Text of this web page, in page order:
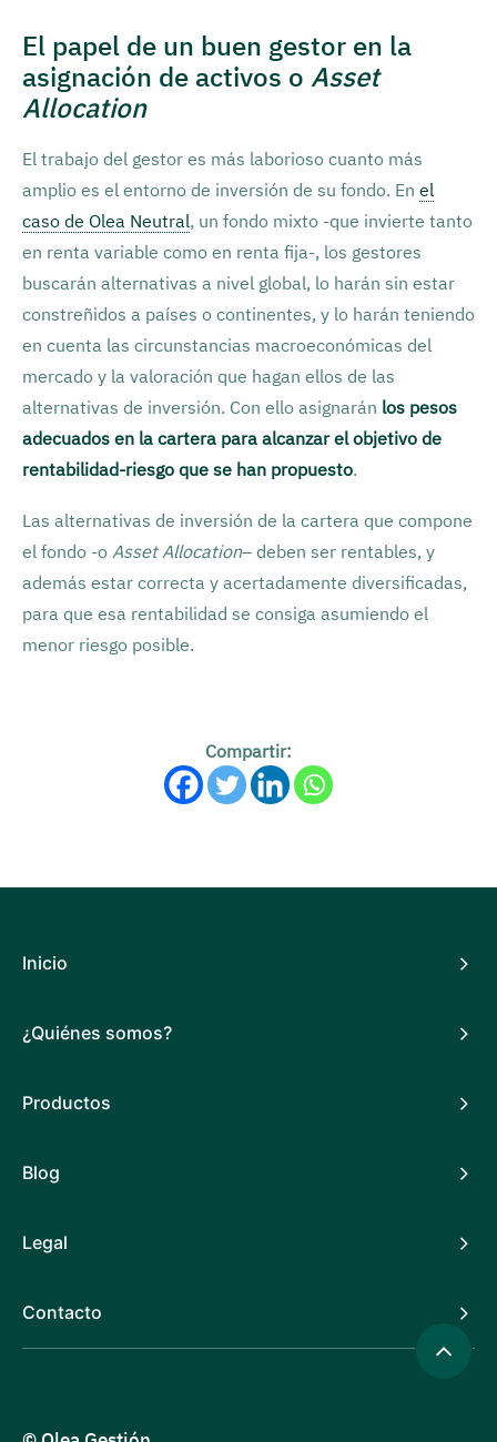
El papel de un buen gestor en la
asignación de activos o Asset
Allocation
El trabajo del gestor es más laborioso cuanto más
amplio es el entorno de inversión de su fondo. En el
caso de Olea Neutral, un fondo mixto -que invierte tanto
en renta variable como en renta fija-, los gestores
buscarán alternativas a nivel global, lo harán sin estar
constreñidos a países o continentes, y lo harán teniendo
en cuenta las circunstancias macroeconómicas del
mercado y la valoración que hagan ellos de las
alternativas de inversión. Con ello asignarán los pesos
adecuados en la cartera para alcanzar el objetivo de
rentabilidad-riesgo que se han propuesto.
Las alternativas de inversión de la cartera que compone
el fondo -o Asset Allocation– deben ser rentables, y
además estar correcta y acertadamente diversificadas,
para que esa rentabilidad se consiga asumiendo el
menor riesgo posible.
Compartir:
Inicio
¿Quiénes somos?
Productos
Blog
Legal
Contacto